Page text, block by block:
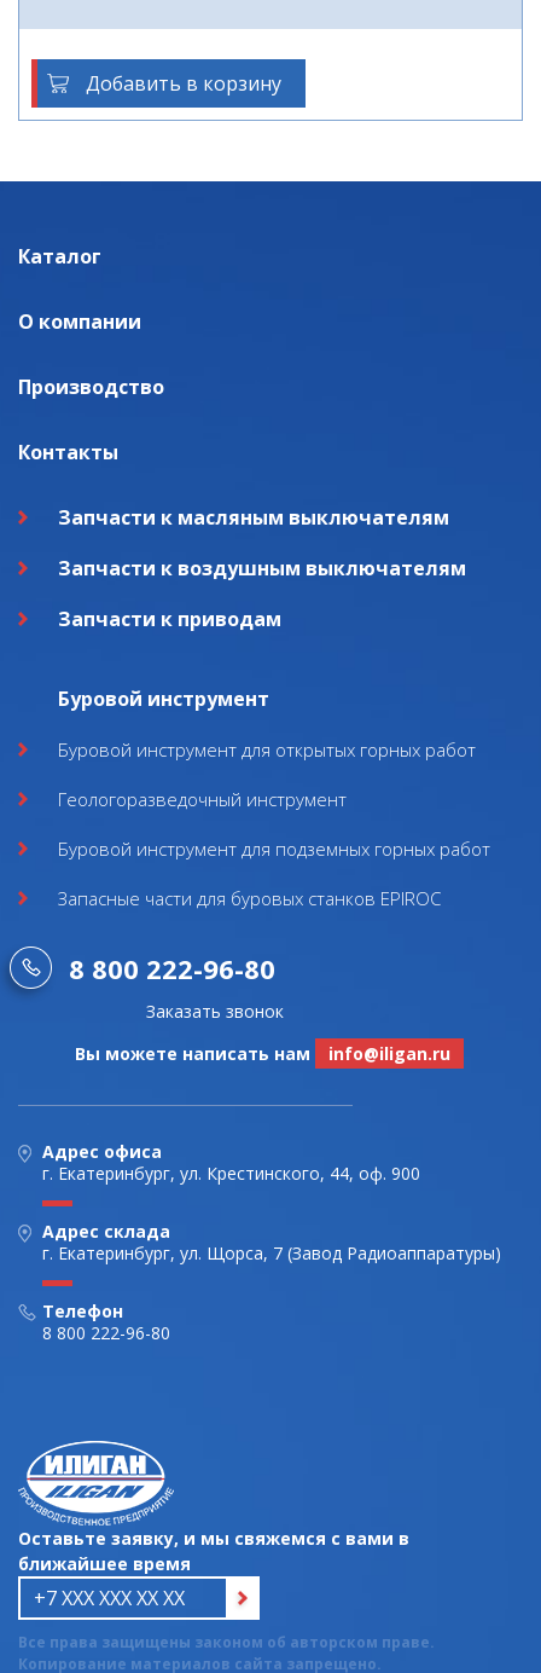
Добавить в корзину
Каталог
О компании
Производство
Контакты
Запчасти к масляным выключателям
Запчасти к воздушным выключателям
Запчасти к приводам
Буровой инструмент
Буровой инструмент для открытых горных работ
Геологоразведочный инструмент
Буровой инструмент для подземных горных работ
Запасные части для буровых станков EPIROC
8 800 222-96-80
Заказать звонок
Вы можете написать нам
info@iligan.ru
Адрес офиса
г. Екатеринбург, ул. Крестинского, 44, оф. 900
Адрес склада
г. Екатеринбург, ул. Щорса, 7 (Завод Радиоаппаратуры)
Телефон
8 800 222-96-80
Оставьте заявку, и мы свяжемся с вами в
ближайшее время
Все права защищены законом об авторском праве.
Копирование материалов сайта запрещено.